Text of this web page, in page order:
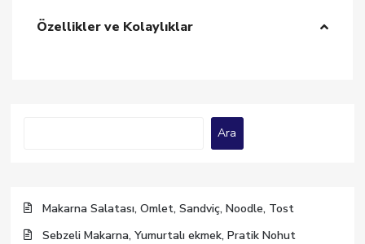
Özellikler ve Kolaylıklar
Ara
Makarna Salatası, Omlet, Sandviç, Noodle, Tost
Sebzeli Makarna, Yumurtalı ekmek, Pratik Nohut